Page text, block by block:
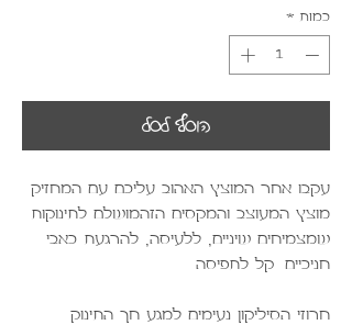
כמות *
הוסף לסל
עקבו אחר המוצץ האהוב עליכם עם המחזיק
מוצץ המעוצב והמקסים הזהמושלם לתינוקות
שמצמיחים שיניים, ללעיסה, להרגעת כאבי
חניכיים. קל לתפיסה.
חרוזי הסיליקון נעימים למגע חך התינוק